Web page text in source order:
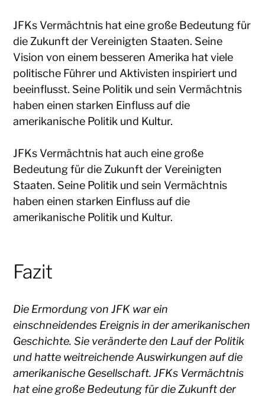
JFKs Vermächtnis hat eine große Bedeutung für
die Zukunft der Vereinigten Staaten. Seine
Vision von einem besseren Amerika hat viele
politische Führer und Aktivisten inspiriert und
beeinflusst. Seine Politik und sein Vermächtnis
haben einen starken Einfluss auf die
amerikanische Politik und Kultur.
JFKs Vermächtnis hat auch eine große
Bedeutung für die Zukunft der Vereinigten
Staaten. Seine Politik und sein Vermächtnis
haben einen starken Einfluss auf die
amerikanische Politik und Kultur.
Fazit
Die Ermordung von JFK war ein
einschneidendes Ereignis in der amerikanischen
Geschichte. Sie veränderte den Lauf der Politik
und hatte weitreichende Auswirkungen auf die
amerikanische Gesellschaft. JFKs Vermächtnis
hat eine große Bedeutung für die Zukunft der